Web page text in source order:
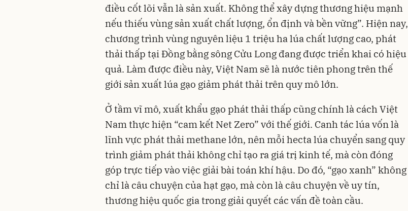
điều cốt lõi vẫn là sản xuất. Không thể xây dựng thương hiệu mạnh
nếu thiếu vùng sản xuất chất lượng, ổn định và bền vững”. Hiện nay,
chương trình vùng nguyên liệu 1 triệu ha lúa chất lượng cao, phát
thải thấp tại Đồng bằng sông Cửu Long đang được triển khai có hiệu
quả. Làm được điều này, Việt Nam sẽ là nước tiên phong trên thế
giới sản xuất lúa gạo giảm phát thải trên quy mô lớn.
Ở tầm vĩ mô, xuất khẩu gạo phát thải thấp cũng chính là cách Việt
Nam thực hiện “cam kết Net Zero” với thế giới. Canh tác lúa vốn là
lĩnh vực phát thải methane lớn, nên mỗi hecta lúa chuyển sang quy
trình giảm phát thải không chỉ tạo ra giá trị kinh tế, mà còn đóng
góp trực tiếp vào việc giải bài toán khí hậu. Do đó, “gạo xanh” không
chỉ là câu chuyện của hạt gạo, mà còn là câu chuyện về uy tín,
thương hiệu quốc gia trong giải quyết các vấn đề toàn cầu.